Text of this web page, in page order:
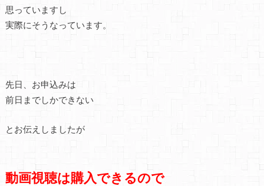
思っていますし
実際にそうなっています。
先日、お申込みは
前日までしかできない
とお伝えしましたが
動画視聴は購入できるので